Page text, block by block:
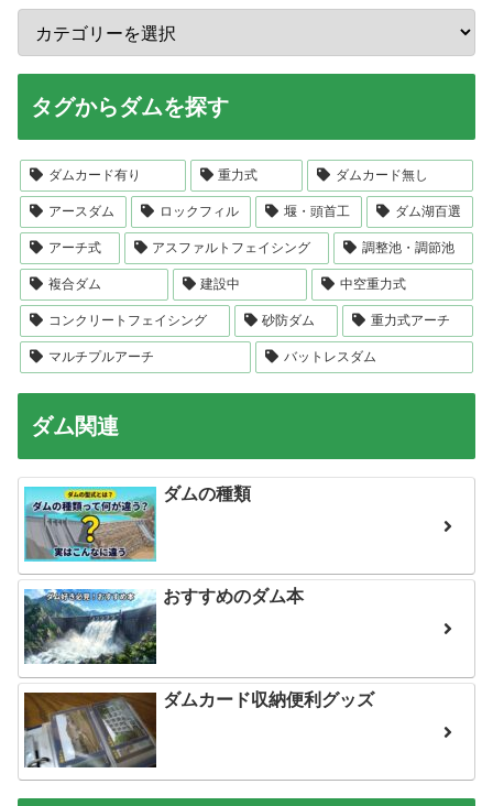
タグからダムを探す
ダムカード有り 重力式 ダムカード無し
アースダム ロックフィル 堰・頭首工 ダム湖百選
アーチ式 アスファルトフェイシング 調整池・調節池
複合ダム 建設中 中空重力式
コンクリートフェイシング 砂防ダム 重力式アーチ
マルチプルアーチ バットレスダム
ダム関連
ダムの種類
おすすめのダム本
ダムカード収納便利グッズ